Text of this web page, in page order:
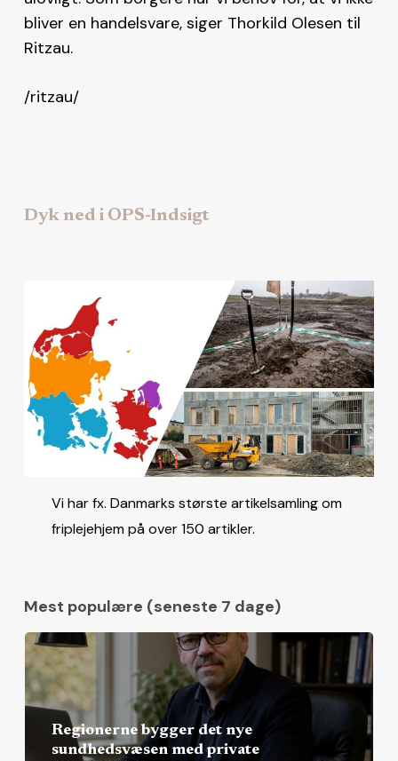
bliver en handelsvare, siger Thorkild Olesen til
Ritzau.
/ritzau/
Dyk ned i OPS-Indsigt
Vi har fx. Danmarks største artikelsamling om
friplejehjem på over 150 artikler.
Mest populære (seneste 7 dage)
Regionerne bygger det nye
sundhedsvæsen med private